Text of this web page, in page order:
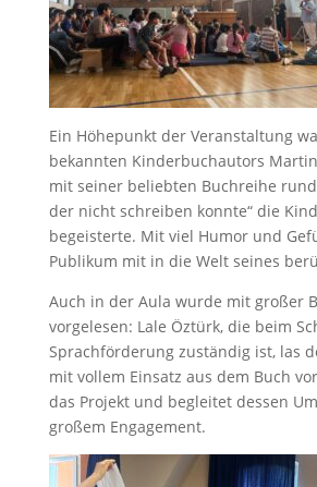
Ein Höhepunkt der Veranstaltung
bekannten Kinderbuchautors
mit seiner beliebten Buchreihe rund
der nicht schreiben konnte“ die
begeisterte. Mit viel Humor und
Publikum mit in die Welt seines
Auch in der Aula wurde mit großer
vorgelesen: Lale Öztürk, die beim
Sprachförderung zuständig ist, las
mit vollem Einsatz aus dem Buch
das Projekt und begleitet dessen
großem Engagement.